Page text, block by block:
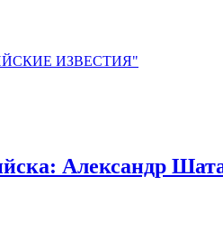
ИЗВЕСТИЯ"
Александр